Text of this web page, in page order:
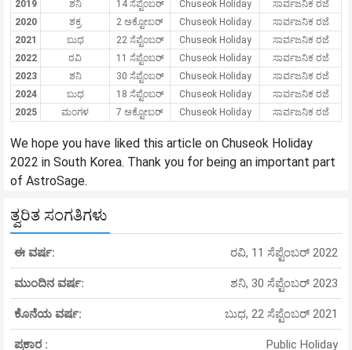
2019
ಶನಿ 14 ಸೆಪ್ಟೆಂಬರ್ Chuseok Holiday
ಸಾರ್ವಜನಿಕ ರಜೆ
2020
ಶಕ್ರ 2 ಅಕ್ಟೋಬರ್ Chuseok Holiday
ಸಾರ್ವಜನಿಕ ರಜೆ
2021
ಬುಧ 22 ಸೆಪ್ಟೆಂಬರ್ Chuseok Holiday
ಸಾರ್ವಜನಿಕ ರಜೆ
2022
ರವಿ 11 ಸೆಪ್ಟೆಂಬರ್ Chuseok Holiday
ಸಾರ್ವಜನಿಕ ರಜೆ
2023
ಶನಿ 30 ಸೆಪ್ಟೆಂಬರ್ Chuseok Holiday
ಸಾರ್ವಜನಿಕ ರಜೆ
2024
ಬುಧ 18 ಸೆಪ್ಟೆಂಬರ್ Chuseok Holiday
ಸಾರ್ವಜನಿಕ ರಜೆ
2025
ಮಂಗಳ 7 ಅಕ್ಟೋಬರ್ Chuseok Holiday ಸಾರ್ವಜನಿಕ ರಜೆ
We hope you have liked this article on Chuseok Holiday
2022 in South Korea. Thank you for being an important part
of AstroSage.
ತ್ವರಿತ ಸಂಗತಿಗಳು
ಈ ವರ್ಷ: ರವಿ, 11 ಸೆಪ್ಟೆಂಬರ್ 2022
ಮುಂದಿನ ವರ್ಷ: ಶನಿ, 30 ಸೆಪ್ಟೆಂಬರ್ 2023
ಕೊನೆಯ ವರ್ಷ: ಬುಧ, 22 ಸೆಪ್ಟೆಂಬರ್ 2021
ಪ್ರಕಾರ : Public Holiday